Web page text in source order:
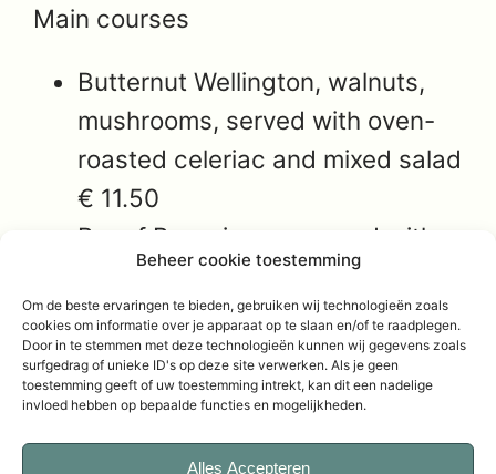
Beheer cookie toestemming
Om de beste ervaringen te bieden, gebruiken wij technologieën zoals
cookies om informatie over je apparaat op te slaan en/of te raadplegen.
Door in te stemmen met deze technologieën kunnen wij gegevens zoals
surfgedrag of unieke ID's op deze site verwerken. Als je geen
toestemming geeft of uw toestemming intrekt, kan dit een nadelige
invloed hebben op bepaalde functies en mogelijkheden.
Alles Accepteren
Main courses
Butternut Wellington, walnuts,
mushrooms, served with oven-
roasted celeriac and mixed salad
€ 11.50
Boeuf Bourgignon, served with
gratin Dauphinois, oven-roasted
celeriac and salad € 12.50
26 november 2024Evenementen